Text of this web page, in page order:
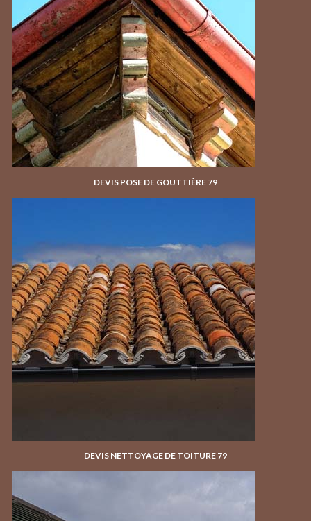
DEVIS POSE DE GOUTTIÈRE 79
DEVIS NETTOYAGE DE TOITURE 79